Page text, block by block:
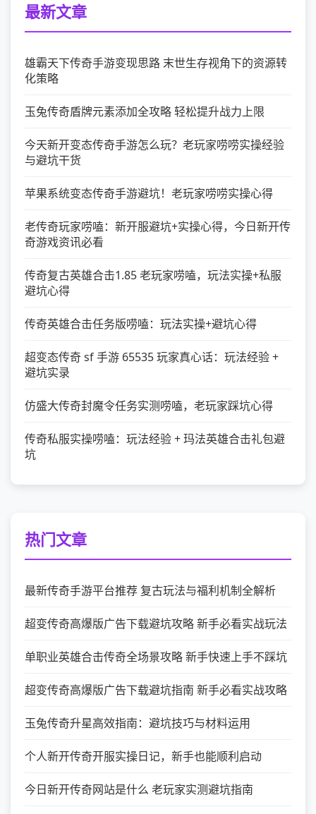
最新文章
雄霸天下传奇手游变现思路 末世生存视角下的资源转
化策略
玉兔传奇盾牌元素添加全攻略 轻松提升战力上限
今天新开变态传奇手游怎么玩？老玩家唠唠实操经验
与避坑干货
苹果系统变态传奇手游避坑！老玩家唠唠实操心得
老传奇玩家唠嗑：新开服避坑+实操心得，今日新开传
奇游戏资讯必看
传奇复古英雄合击1.85 老玩家唠嗑，玩法实操+私服
避坑心得
传奇英雄合击任务版唠嗑：玩法实操+避坑心得
超变态传奇 sf 手游 65535 玩家真心话：玩法经验 +
避坑实录
仿盛大传奇封魔令任务实测唠嗑，老玩家踩坑心得
传奇私服实操唠嗑：玩法经验 + 玛法英雄合击礼包避
坑
热门文章
最新传奇手游平台推荐 复古玩法与福利机制全解析
超变传奇高爆版广告下载避坑攻略 新手必看实战玩法
单职业英雄合击传奇全场景攻略 新手快速上手不踩坑
超变传奇高爆版广告下载避坑指南 新手必看实战攻略
玉兔传奇升星高效指南：避坑技巧与材料运用
个人新开传奇开服实操日记，新手也能顺利启动
今日新开传奇网站是什么 老玩家实测避坑指南